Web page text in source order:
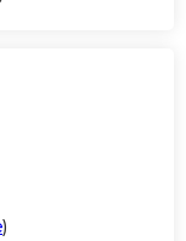
)